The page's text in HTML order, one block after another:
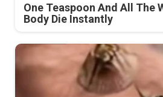
One Teaspoon And All The
Body Die Instantly